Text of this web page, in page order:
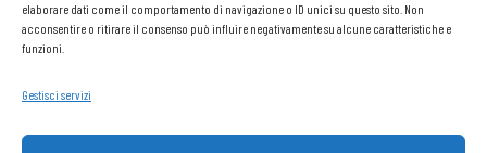
elaborare dati come il comportamento di navigazione o ID unici su questo sito. Non
acconsentire o ritirare il consenso può influire negativamente su alcune caratteristiche e
funzioni.
Gestisci servizi